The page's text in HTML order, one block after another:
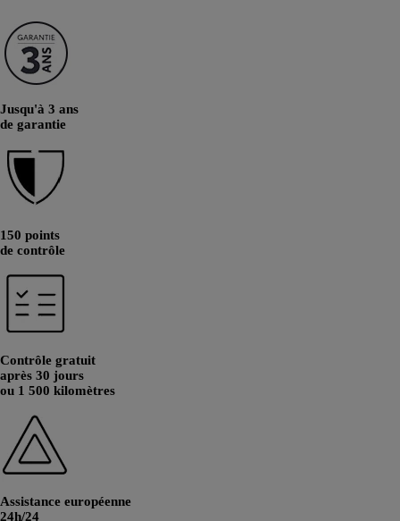
Jusqu'à 3 ans
de garantie
150 points
de contrôle
Contrôle gratuit
après 30 jours
ou 1 500 kilomètres
Assistance européenne
24h/24